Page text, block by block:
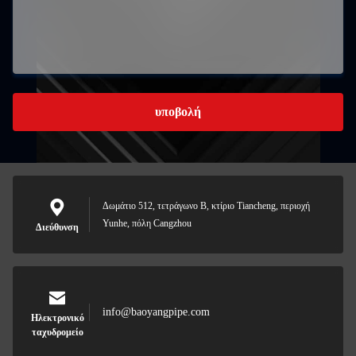
υποβολή
Διεύθυνση
Δωμάτιο 512, τετράγωνο Β, κτίριο Tiancheng, περιοχή
Yunhe, πόλη Cangzhou
Ηλεκτρονικό
ταχυδρομείο
info@baoyangpipe.com